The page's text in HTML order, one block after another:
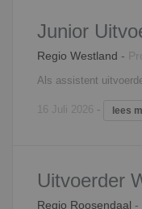
Junior
Regio Westland -
16 Juli 2026 - lees
Uitvoerder
Regio Roosendaal -